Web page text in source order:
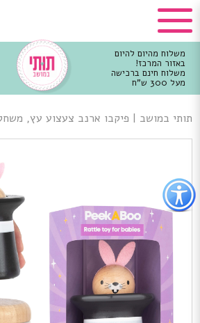
כפתור
לפתיחת
תפריט
נגישות
משלוח מהיום להיום
באזור המרכז!
משלוח חינם ברכישה
מעל 300 ש"ח
מרכזי
תותי במושב | פיקבו ארנב צעצוע עץ,